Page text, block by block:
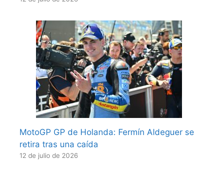
MotoGP GP de Holanda: Fermín Aldeguer se
retira tras una caída
12 de julio de 2026